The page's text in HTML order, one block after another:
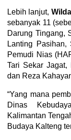
Lebih lanjut,
sebanyak 11
Darung Tingang,
Lanting
Pemudi Nias
Tari Sekar
dan Reza
“Yang mana
Dinas
Kalimantan
Budaya Kalteng